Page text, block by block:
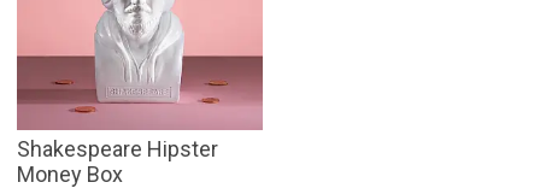
Shakespeare Hipster
Money Box